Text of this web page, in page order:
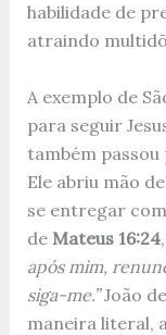
habilidade de
atraindo
A exemplo de
para seguir
também
Ele abriu mão
se entregar
de Mateus 16:24
após mim,
siga-me.”João
maneira literal,